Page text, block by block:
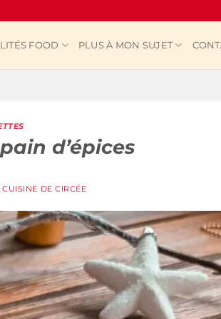
FOOD PLUS À MON SUJET
d’épices
CUISINE DE CIRCÉE